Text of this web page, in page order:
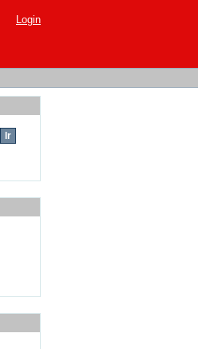
Login